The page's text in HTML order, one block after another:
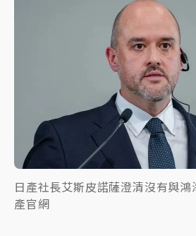
日產社長艾斯皮諾薩澄清沒有與鴻
產官網